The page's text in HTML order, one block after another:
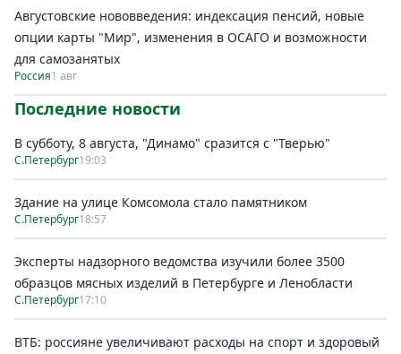
Августовские нововведения: индексация пенсий, новые
опции карты "Мир", изменения в ОСАГО и возможности
для самозанятых
Россия1 авг
Последние новости
В субботу, 8 августа, "Динамо" сразится с "Тверью"
С.Петербург19:03
Здание на улице Комсомола стало памятником
С.Петербург18:57
Эксперты надзорного ведомства изучили более 3500
образцов мясных изделий в Петербурге и Ленобласти
С.Петербург17:10
ВТБ: россияне увеличивают расходы на спорт и здоровый